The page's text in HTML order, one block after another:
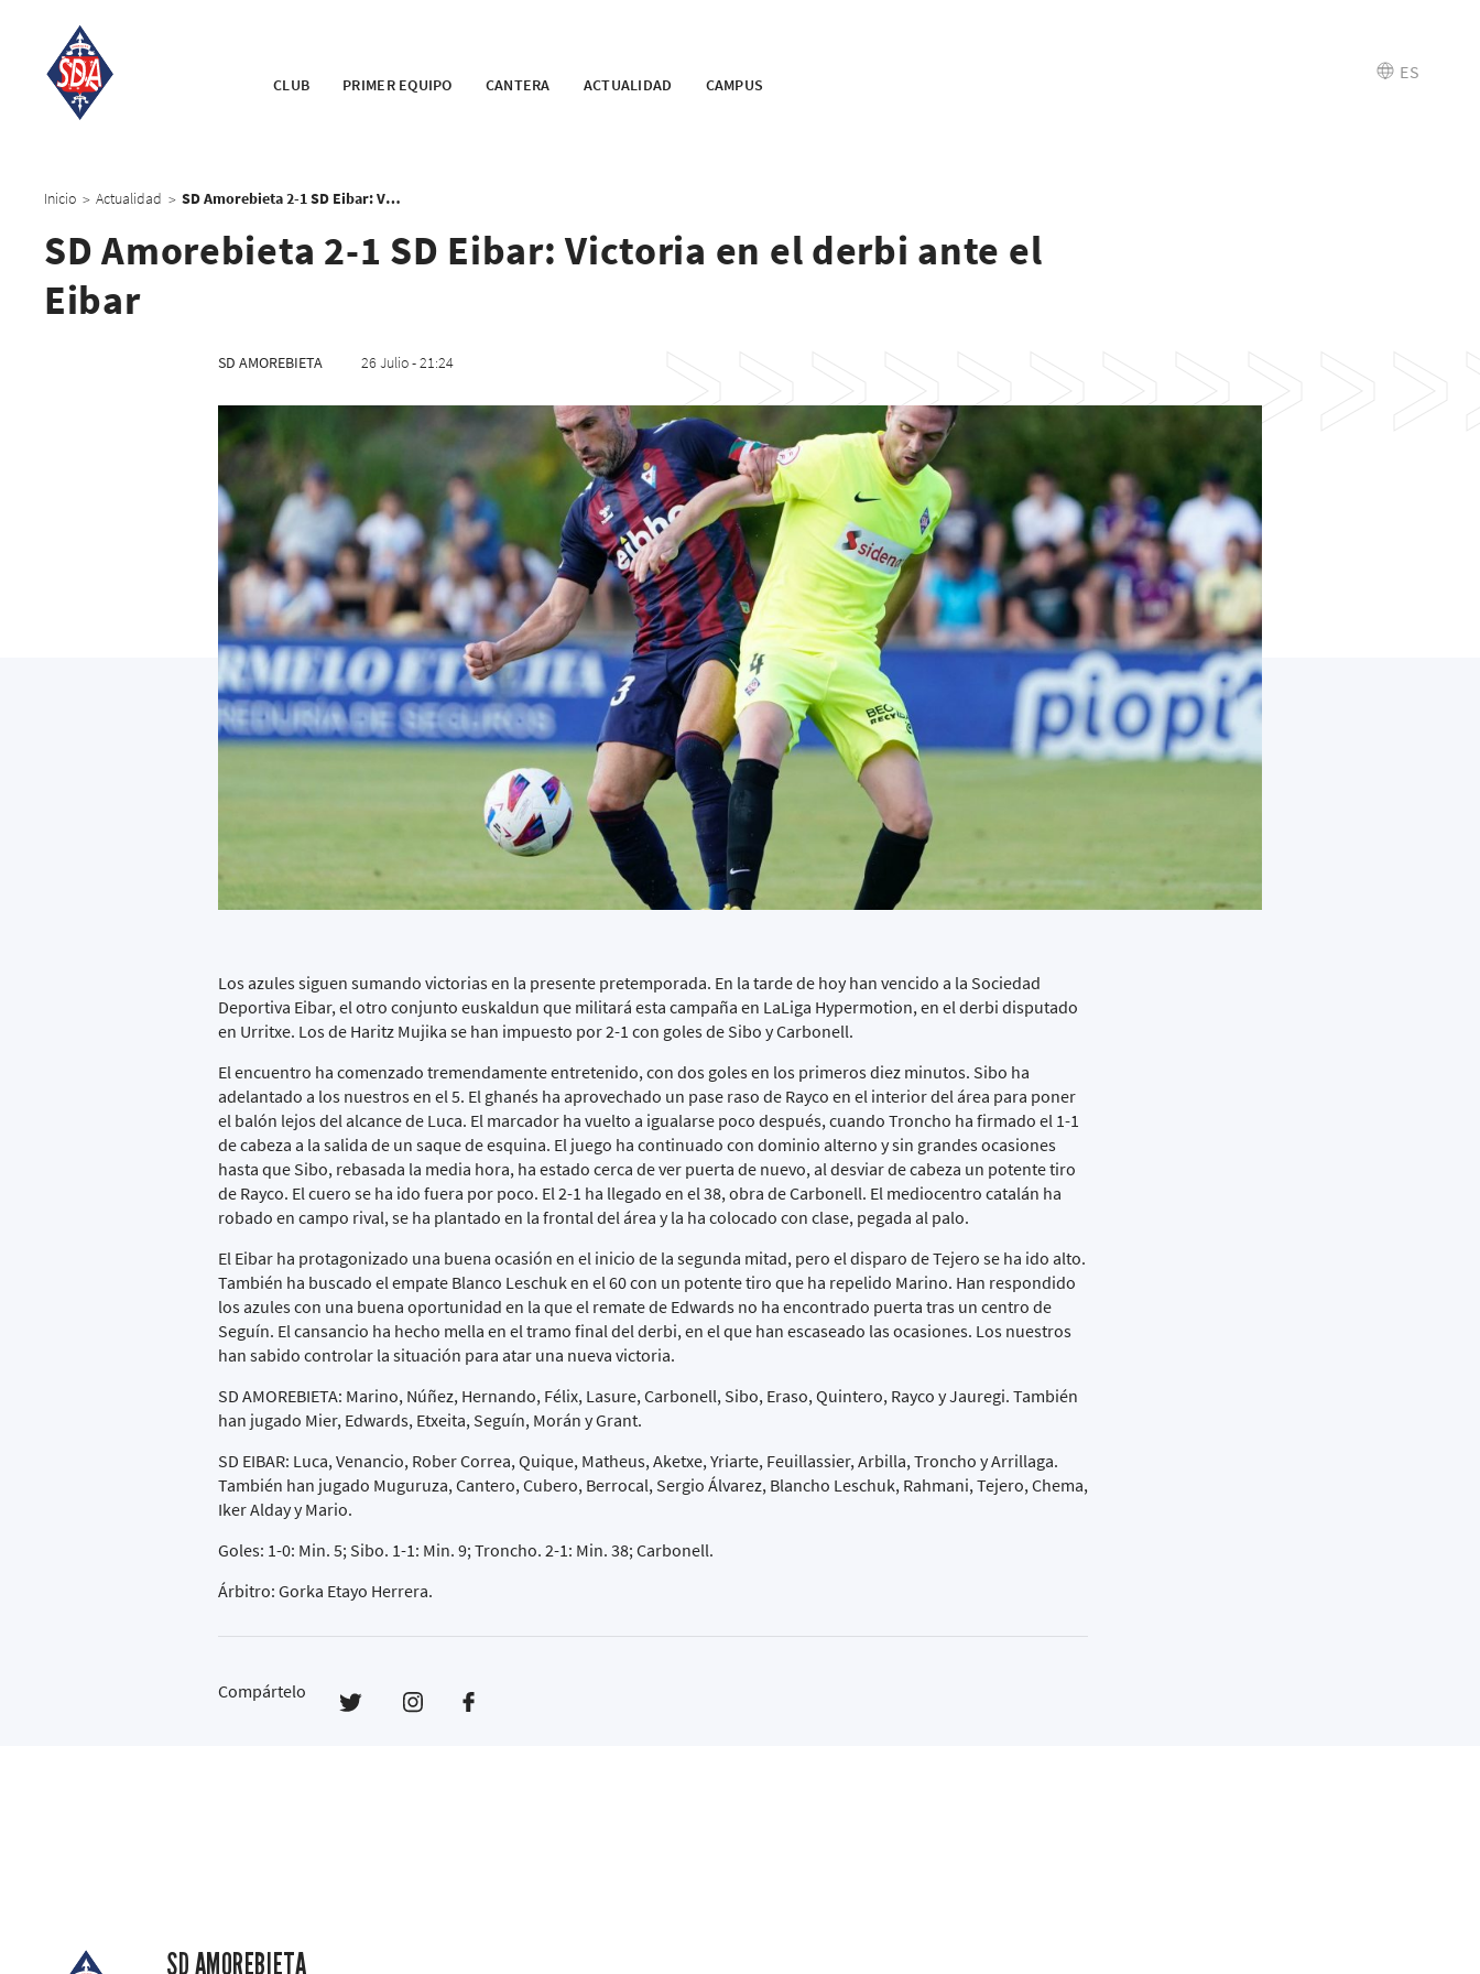
CLUB PRIMER EQUIPO CANTERA ACTUALIDAD CAMPUS
ES
Inicio > Actualidad > SD Amorebieta 2-1 SD Eibar: Victoria en el derbi ante el Eibar
SD Amorebieta 2-1 SD Eibar: Victoria en el derbi ante el
Eibar
SD AMOREBIETA 26 Julio - 21:24
Los azules siguen sumando victorias en la presente pretemporada. En la tarde de hoy han vencido a la Sociedad
Deportiva Eibar, el otro conjunto euskaldun que militará esta campaña en LaLiga Hypermotion, en el derbi disputado
en Urritxe. Los de Haritz Mujika se han impuesto por 2-1 con goles de Sibo y Carbonell.
El encuentro ha comenzado tremendamente entretenido, con dos goles en los primeros diez minutos. Sibo ha
adelantado a los nuestros en el 5. El ghanés ha aprovechado un pase raso de Rayco en el interior del área para poner
el balón lejos del alcance de Luca. El marcador ha vuelto a igualarse poco después, cuando Troncho ha firmado el 1-1
de cabeza a la salida de un saque de esquina. El juego ha continuado con dominio alterno y sin grandes ocasiones
hasta que Sibo, rebasada la media hora, ha estado cerca de ver puerta de nuevo, al desviar de cabeza un potente tiro
de Rayco. El cuero se ha ido fuera por poco. El 2-1 ha llegado en el 38, obra de Carbonell. El mediocentro catalán ha
robado en campo rival, se ha plantado en la frontal del área y la ha colocado con clase, pegada al palo.
El Eibar ha protagonizado una buena ocasión en el inicio de la segunda mitad, pero el disparo de Tejero se ha ido alto.
También ha buscado el empate Blanco Leschuk en el 60 con un potente tiro que ha repelido Marino. Han respondido
los azules con una buena oportunidad en la que el remate de Edwards no ha encontrado puerta tras un centro de
Seguín. El cansancio ha hecho mella en el tramo final del derbi, en el que han escaseado las ocasiones. Los nuestros
han sabido controlar la situación para atar una nueva victoria.
SD AMOREBIETA: Marino, Núñez, Hernando, Félix, Lasure, Carbonell, Sibo, Eraso, Quintero, Rayco y Jauregi. También
han jugado Mier, Edwards, Etxeita, Seguín, Morán y Grant.
SD EIBAR: Luca, Venancio, Rober Correa, Quique, Matheus, Aketxe, Yriarte, Feuillassier, Arbilla, Troncho y Arrillaga.
También han jugado Muguruza, Cantero, Cubero, Berrocal, Sergio Álvarez, Blancho Leschuk, Rahmani, Tejero, Chema,
Iker Alday y Mario.
Goles: 1-0: Min. 5; Sibo. 1-1: Min. 9; Troncho. 2-1: Min. 38; Carbonell.
Árbitro: Gorka Etayo Herrera.
Compártelo
SD AMOREBIETA